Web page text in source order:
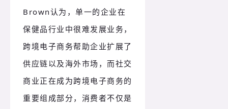
Brown认为，单一的企业在
保健品行业中很难发展业务，
跨境电子商务帮助企业扩展了
供应链以及海外市场，而社交
商业正在成为跨境电子商务的
重要组成部分，消费者不仅是